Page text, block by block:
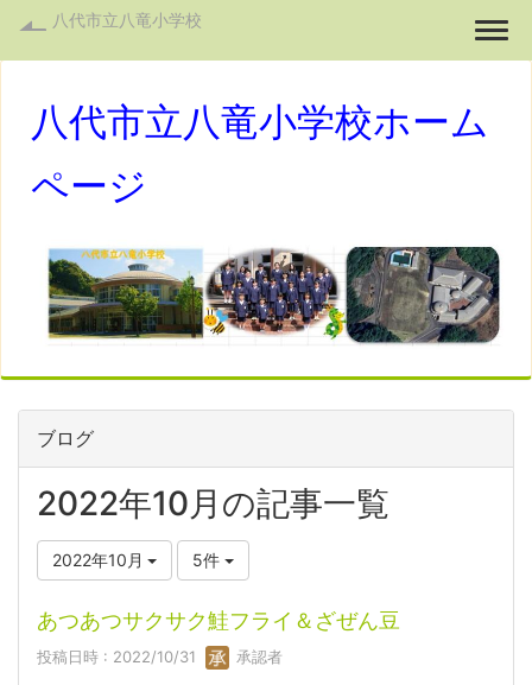
八代市立八竜小学校
八代市立八竜小学校ホーム
ページ
ブログ
2022年10月の記事一覧
2022年10月 5件
あつあつサクサク鮭フライ＆ざぜん豆
投稿日時 : 2022/10/31 承認者